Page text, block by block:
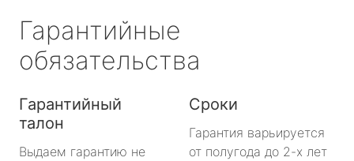
Гарантийные
обязательства
Гарантийный
талон
Выдаем гарантию не
Сроки
Гарантия варьируется
от полугода до 2-х лет